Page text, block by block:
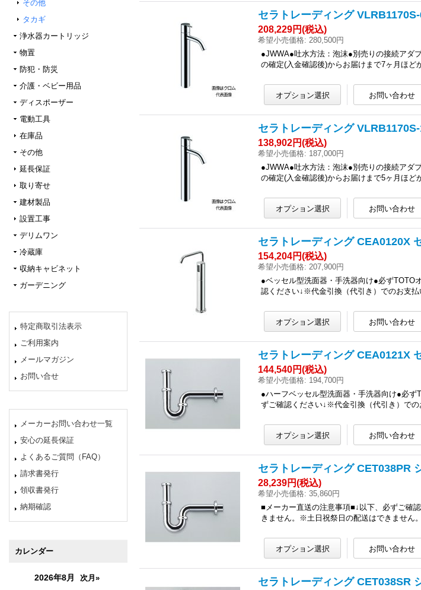
その他
タカギ
浄水器カートリッジ
物置
防犯・防災
介護・ベビー用品
ディスポーザー
電動工具
在庫品
その他
延長保証
取り寄せ
建材製品
設置工事
デリムワン
冷蔵庫
収納キャビネット
ガーデニング
特定商取引法表示
ご利用案内
メールマガジン
お問い合せ
メーカーお問い合わせ一覧
安心の延長保証
よくあるご質問（FAQ）
請求書発行
領収書発行
納期確認
カレンダー
2026年8月 次月»
セラトレーディング
208,229円(税込)
希望小売価格: 280,500円
●JWWA●吐水方法：泡沫●別売りの接続アダ
の確定(入金確認後)からお届けまで7ヶ月ほど
セラトレーディング
138,902円(税込)
希望小売価格: 187,000円
●JWWA●吐水方法：泡沫●別売りの接続アダ
の確定(入金確認後)からお届けまで5ヶ月ほど
セラトレーディング CEA0120X
154,204円(税込)
希望小売価格: 207,900円
●ベッセル型洗面器・手洗器向け●必ずTOTO
認ください↓※代金引換（代引き）でのお支払
セラトレーディング CEA0121X
144,540円(税込)
希望小売価格: 194,700円
●ハーフベッセル型洗面器・手洗器向け●必
ずご確認ください↓※代金引換（代引き）での
セラトレーディング CET038PR
28,239円(税込)
希望小売価格: 35,860円
■メーカー直送の注意事項■↓以下、必ずご確
きません。※土日祝祭日の配送はできません
セラトレーディング CET038SR